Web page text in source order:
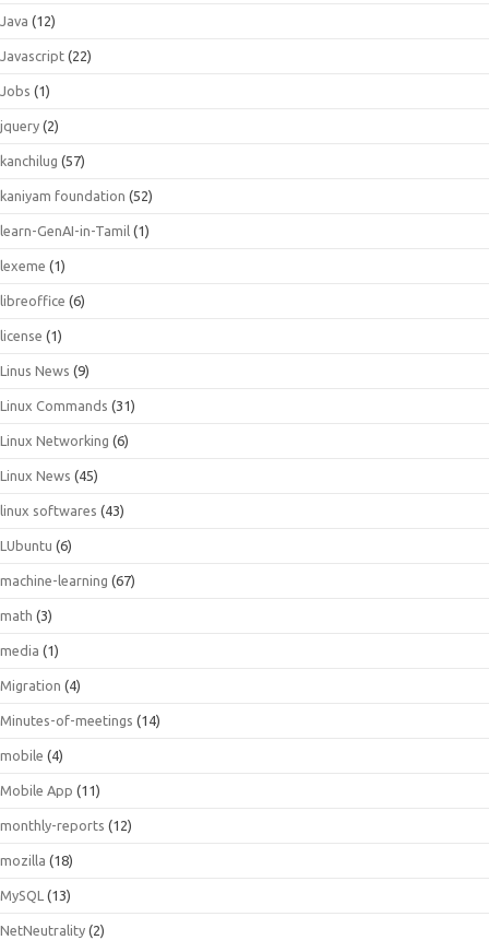
Java (12)
Javascript (22)
Jobs (1)
jquery (2)
kanchilug (57)
kaniyam foundation (52)
learn-GenAI-in-Tamil (1)
lexeme (1)
libreoffice (6)
license (1)
Linus News (9)
Linux Commands (31)
Linux Networking (6)
Linux News (45)
linux softwares (43)
LUbuntu (6)
machine-learning (67)
math (3)
media (1)
Migration (4)
Minutes-of-meetings (14)
mobile (4)
Mobile App (11)
monthly-reports (12)
mozilla (18)
MySQL (13)
NetNeutrality (2)